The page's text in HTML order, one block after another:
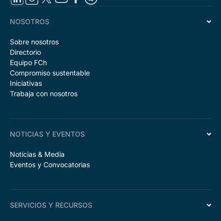
NOSOTROS
Sobre nosotros
Directorio
Equipo FCh
Compromiso sustentable
Iniciativas
Trabaja con nosotros
NOTICIAS Y EVENTOS
Noticias & Media
Eventos y Convocatorias
SERVICIOS Y RECURSOS